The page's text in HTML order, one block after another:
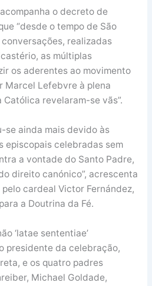
o decreto de
“desde o tempo de São
realizadas
as múltiplas
os aderentes ao movimento
Marcel Lefebvre à plena
Católica revelaram-se vãs”.
se ainda mais devido às
episcopais celebradas sem
a vontade do Santo Padre,
direito canónico”, acrescenta
cardeal Victor Fernández,
a Doutrina da Fé.
‘latae sententiae’
presidente da celebração,
e os quatro padres
Michael Goldade,